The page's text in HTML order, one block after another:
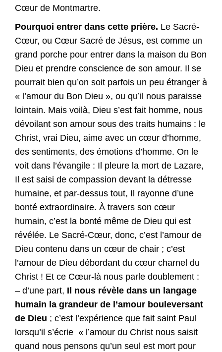
Cœur de Montmartre.
Pourquoi entrer dans cette prière. Le Sacré-
Cœur, ou Cœur Sacré de Jésus, est comme un
grand porche pour entrer dans la maison du Bon
Dieu et prendre conscience de son amour. Il se
pourrait bien qu’on soit parfois un peu étranger à
« l’amour du Bon Dieu », ou qu’il nous paraisse
lointain. Mais voilà, Dieu s’est fait homme, nous
dévoilant son amour sous des traits humains : le
Christ, vrai Dieu, aime avec un cœur d’homme,
des sentiments, des émotions d’homme. On le
voit dans l’évangile : Il pleure la mort de Lazare,
Il est saisi de compassion devant la détresse
humaine, et par-dessus tout, Il rayonne d’une
bonté extraordinaire. À travers son cœur
humain, c’est la bonté même de Dieu qui est
révélée. Le Sacré-Cœur, donc, c’est l’amour de
Dieu contenu dans un cœur de chair ; c’est
l’amour de Dieu débordant du cœur charnel du
Christ ! Et ce Cœur-là nous parle doublement :
– d’une part, Il nous révèle dans un langage
humain la grandeur de l’amour bouleversant
de Dieu ; c’est l’expérience que fait saint Paul
lorsqu’il s’écrie « l’amour du Christ nous saisit
quand nous pensons qu’un seul est mort pour